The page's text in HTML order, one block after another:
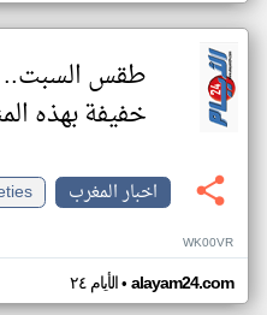
طقس السبت..
خفيفة بهذه
اخبار المغرب
WK00VR
الأيام ٢٤• alayam24.com